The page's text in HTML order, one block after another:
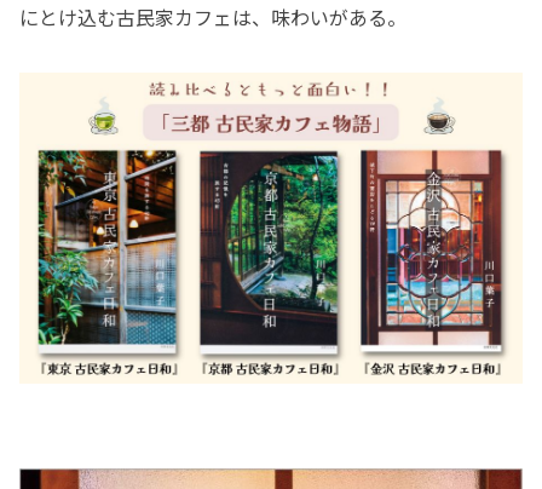
にとけ込む古民家カフェは、味わいがある。